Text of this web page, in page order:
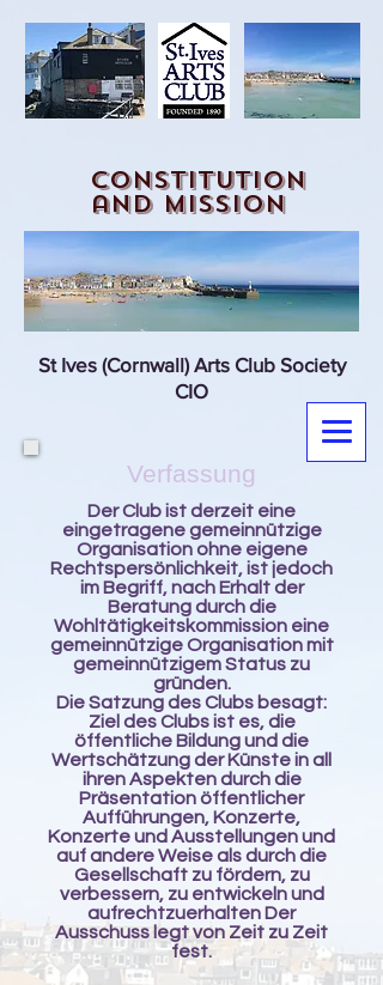
constitution
and mission
St Ives (Cornwall) Arts Club Society
CIO
Verfassung
Der Club ist derzeit eine
eingetragene gemeinnützige
Organisation ohne eigene
Rechtspersönlichkeit, ist jedoch
im Begriff, nach Erhalt der
Beratung durch die
Wohltätigkeitskommission eine
gemeinnützige Organisation mit
gemeinnützigem Status zu
gründen.
Die Satzung des Clubs besagt:
Ziel des Clubs ist es, die
öffentliche Bildung und die
Wertschätzung der Künste in all
ihren Aspekten durch die
Präsentation öffentlicher
Aufführungen, Konzerte,
Konzerte und Ausstellungen und
auf andere Weise als durch die
Gesellschaft zu fördern, zu
verbessern, zu entwickeln und
aufrechtzuerhalten Der
Ausschuss legt von Zeit zu Zeit
fest.